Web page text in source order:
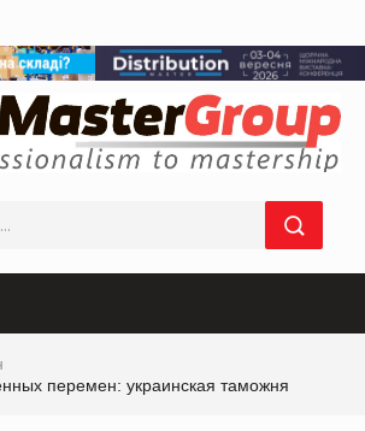
перемен: украинская таможня